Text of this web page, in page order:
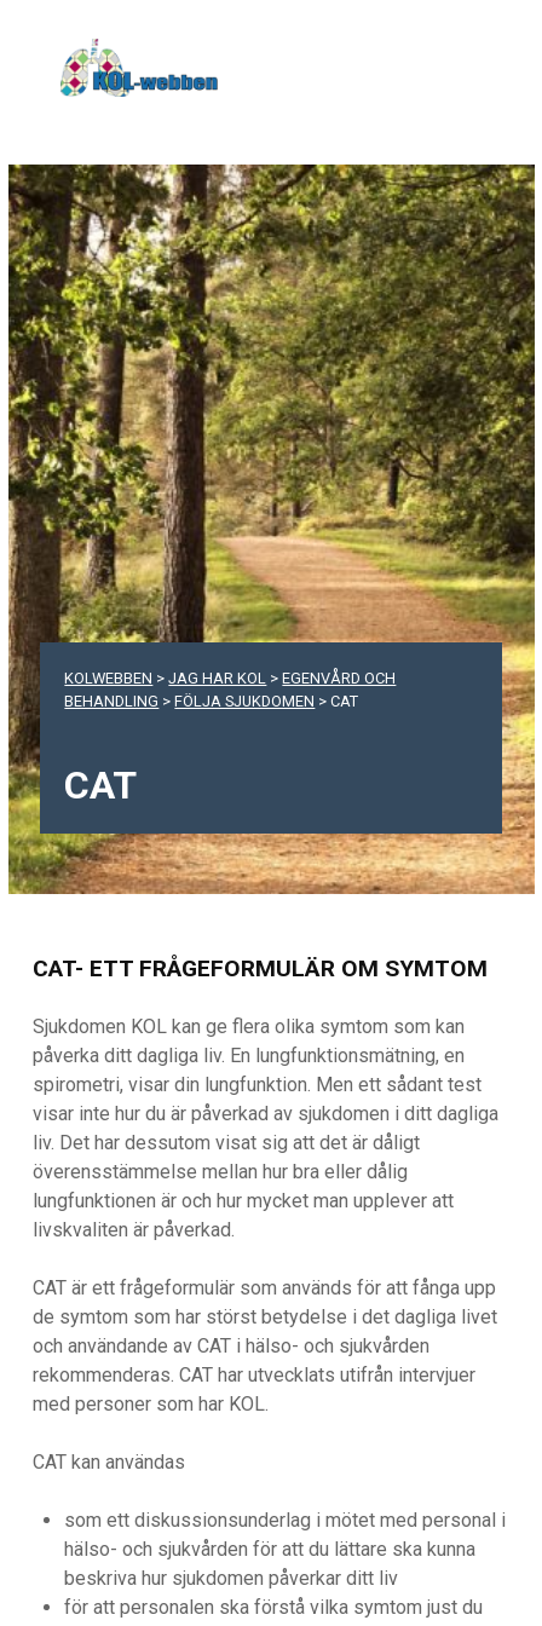
KOLwebben
KOLWEBBEN >JAG HAR KOL >EGENVÅRD OCH
BEHANDLING >FÖLJA SJUKDOMEN >CAT
CAT
CAT- ETT FRÅGEFORMULÄR OM SYMTOM
Sjukdomen KOL kan ge flera olika symtom som kan
påverka ditt dagliga liv. En lungfunktionsmätning, en
spirometri, visar din lungfunktion. Men ett sådant test
visar inte hur du är påverkad av sjukdomen i ditt dagliga
liv. Det har dessutom visat sig att det är dåligt
överensstämmelse mellan hur bra eller dålig
lungfunktionen är och hur mycket man upplever att
livskvaliten är påverkad.
CAT är ett frågeformulär som används för att fånga upp
de symtom som har störst betydelse i det dagliga livet
och användande av CAT i hälso- och sjukvården
rekommenderas. CAT har utvecklats utifrån intervjuer
med personer som har KOL.
CAT kan användas
som ett diskussionsunderlag i mötet med personal i
hälso- och sjukvården för att du lättare ska kunna
beskriva hur sjukdomen påverkar ditt liv
för att personalen ska förstå vilka symtom just du